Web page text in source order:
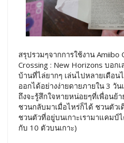
สรุปรวมๆจากการใช้งาน Amiibo
Crossing : New Horizons บอก
บ้านที่ไล่ยากๆ เล่นไปหลายเดือ
ออกได้อย่างง่ายดายภายใน 3 วั
ถึงจะรู้สึกใจหายหน่อยๆที่เพื่อนย้
ชวนกลับมาเมื่อไหร่ก็ได้ ชวนตัว
ชวนตัวที่อยู่บนเกาะเรามาแคมป์
กับ 10 ตัวบนเกาะ)